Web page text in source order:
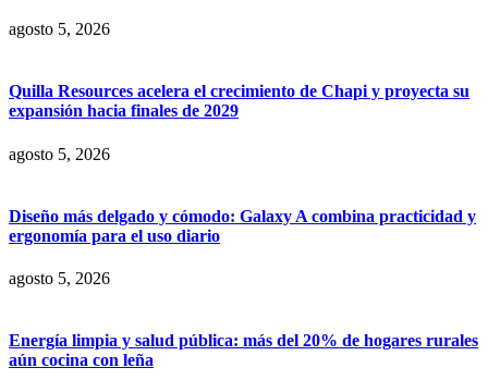
agosto 5, 2026
Quilla Resources acelera el crecimiento de Chapi y proyecta su
expansión hacia finales de 2029
agosto 5, 2026
Diseño más delgado y cómodo: Galaxy A combina practicidad y
ergonomía para el uso diario
agosto 5, 2026
Energía limpia y salud pública: más del 20% de hogares rurales
aún cocina con leña